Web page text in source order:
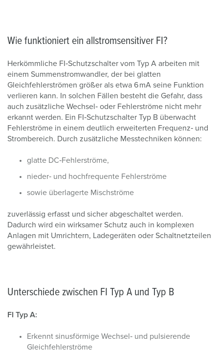
Wie funktioniert ein allstromsensitiver FI?
Herkömmliche FI‑Schutzschalter vom Typ A arbeiten mit
einem Summenstromwandler, der bei glatten
Gleichfehlerströmen größer als etwa 6 mA seine Funktion
verlieren kann. In solchen Fällen besteht die Gefahr, dass
auch zusätzliche Wechsel‑ oder Fehlerströme nicht mehr
erkannt werden. Ein FI‑Schutzschalter Typ B überwacht
Fehlerströme in einem deutlich erweiterten Frequenz‑ und
Strombereich. Durch zusätzliche Messtechniken können:
glatte DC‑Fehlerströme,
nieder‑ und hochfrequente Fehlerströme
sowie überlagerte Mischströme
zuverlässig erfasst und sicher abgeschaltet werden.
Dadurch wird ein wirksamer Schutz auch in komplexen
Anlagen mit Umrichtern, Ladegeräten oder Schaltnetzteilen
gewährleistet.
Unterschiede zwischen FI Typ A und Typ B
FI Typ A:
Erkennt sinusförmige Wechsel‑ und pulsierende
Gleichfehlerströme